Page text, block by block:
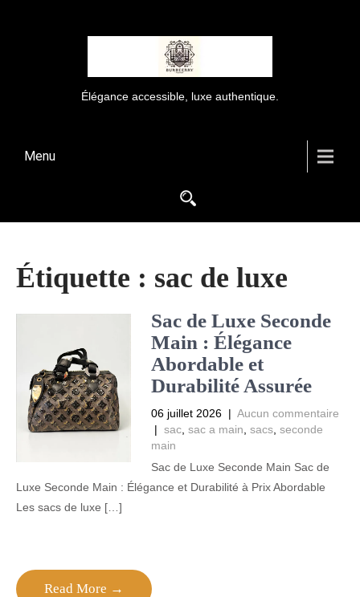
Élégance accessible, luxe authentique.
Menu
Étiquette : sac de luxe
Sac de Luxe Seconde
Main : Élégance
Abordable et
Durabilité Assurée
06 juillet 2026 | Aucun commentaire
| sac, sac a main sacs, seconde
main
Sac de Luxe Seconde Main Sac de
Luxe Seconde Main : Élégance et Durabilité à Prix Abordable
Les sacs de luxe […]
Read More →